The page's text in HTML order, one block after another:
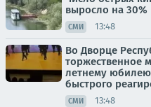
выросло на 30%
СМИ 13:48
Во Дворце
торжественное
летнему
быстрого
СМИ 13:48